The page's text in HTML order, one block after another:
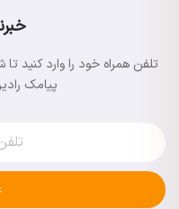
تلفن همراه خود را وارد کنید تا
پیامک